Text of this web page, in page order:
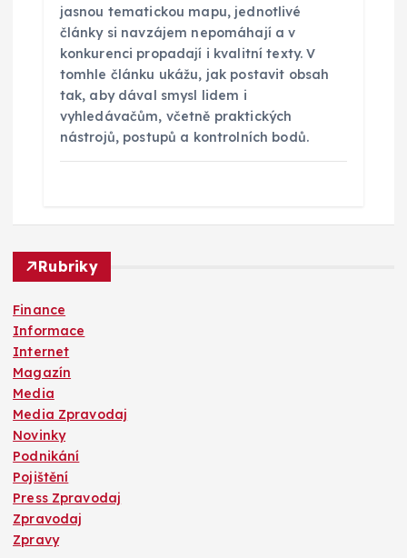
jasnou tematickou mapu, jednotlivé
články si navzájem nepomáhají a v
konkurenci propadají i kvalitní texty. V
tomhle článku ukážu, jak postavit obsah
tak, aby dával smysl lidem i
vyhledávačům, včetně praktických
nástrojů, postupů a kontrolních bodů.
Rubriky
Finance
Informace
Internet
Magazín
Media
Media Zpravodaj
Novinky
Podnikání
Pojištění
Press Zpravodaj
Zpravodaj
Zpravy